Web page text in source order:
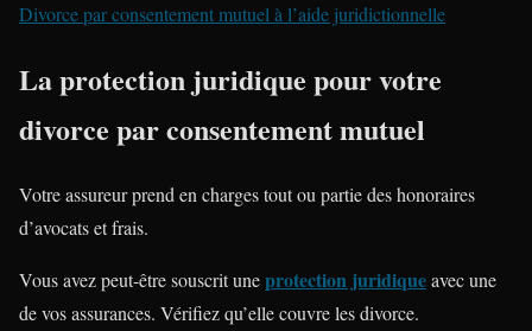
Divorce par consentement mutuel à l’aide juridictionnelle
La protection juridique pour votre
divorce par consentement mutuel
Votre assureur prend en charges tout ou partie des honoraires
d’avocats et frais.
Vous avez peut-être souscrit uneprotection juridiqueavec une
de vos assurances. Vérifiez qu’elle couvre les divorce.